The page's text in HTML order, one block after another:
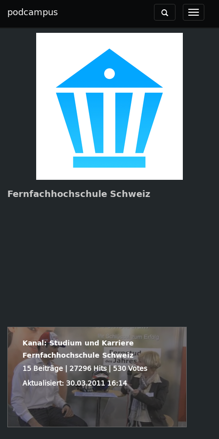
podcampus
Toggle
Toggle
navigation
Fernfachhochschule Schweiz
Kanal: Studium und Karriere
Fernfachhochschule Schweiz
15 Beiträge | 27296 Hits | 530 Votes
Aktualisiert: 30.03.2011 16:14